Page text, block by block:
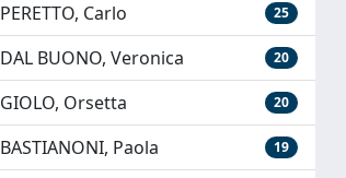
PERETTO, Carlo 25
DAL BUONO, Veronica 20
GIOLO, Orsetta 20
BASTIANONI, Paola 19